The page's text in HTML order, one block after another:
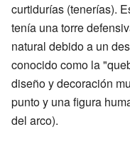
curtidurías (tenerías).
tenía una torre
natural debido a un
conocido como la
diseño y decoración
punto y una figura
del arco).